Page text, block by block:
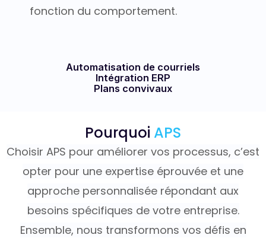
Automatisation de courriels
Intégration ERP
Plans convivaux
fonction du comportement.
Pourquoi APS
Choisir APS pour améliorer vos processus, c’est
opter pour une expertise éprouvée et une
approche personnalisée répondant aux
besoins spécifiques de votre entreprise.
Ensemble, nous transformons vos défis en